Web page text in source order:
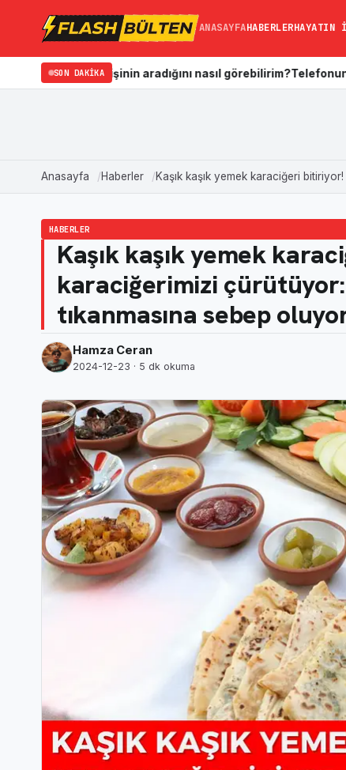
ANASAYFAHABERLERHAYATIN
SON DAKIKA
nasıl görebilirim?Telefonun Galerisi Nasıl
Anasayfa Haberler Kaşık kaşık yemek karaciğeri
HABERLER
Kaşık kaşık yemek
karaciğerimizi çürütüyor:
tıkanmasına sebep
Hamza Ceran
2024-12-23 · 5 dk okuma